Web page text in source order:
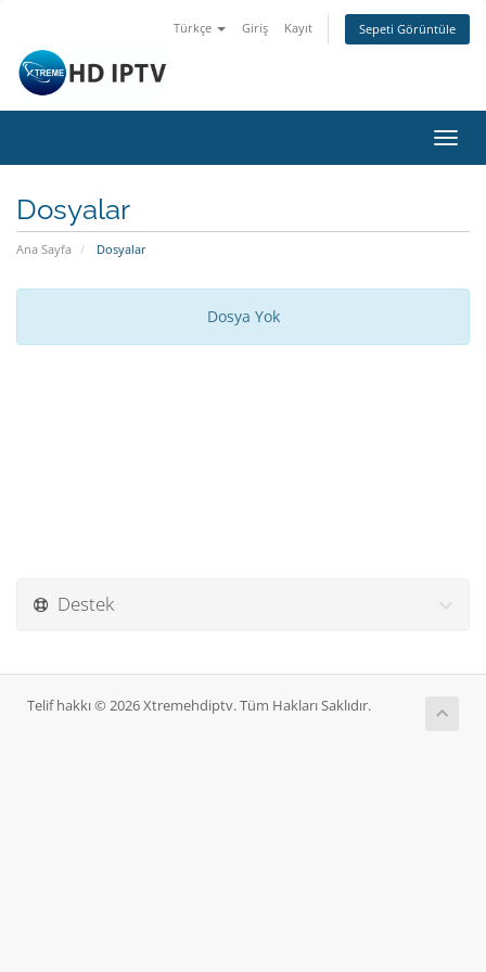
Türkçe Giriş Kayıt Sepeti Görüntüle
Dosyalar
Ana Sayfa Dosyalar
Dosya Yok
Destek
Telif hakkı © 2026 Xtremehdiptv. Tüm Hakları Saklıdır.